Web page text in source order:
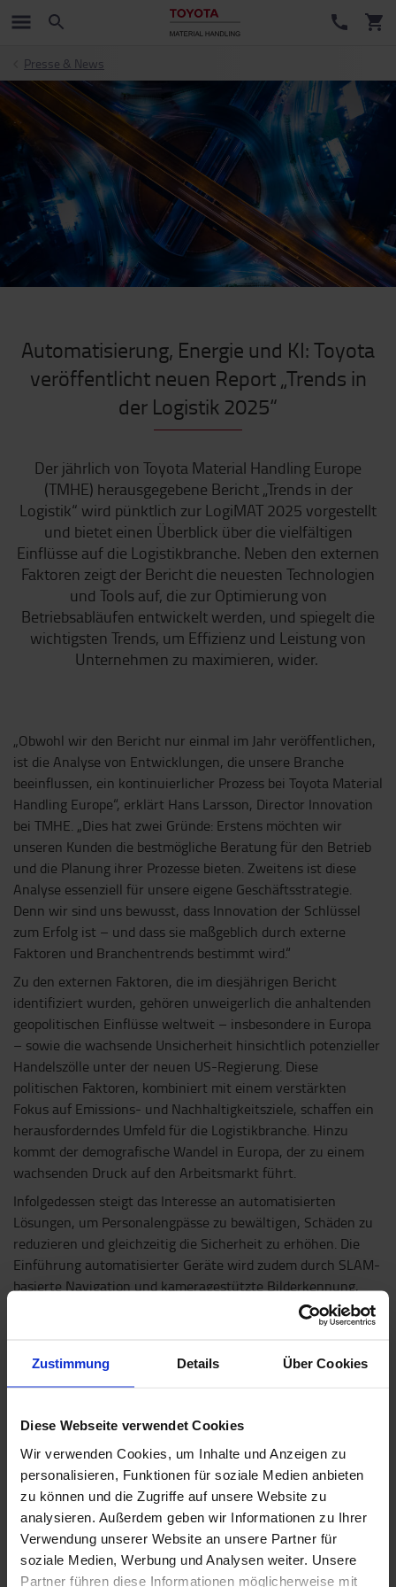
Zustimmung Details Über Cookies
Diese Webseite verwendet Cookies
Wir verwenden Cookies, um Inhalte und Anzeigen zu
personalisieren, Funktionen für soziale Medien anbieten
zu können und die Zugriffe auf unsere Website zu
analysieren. Außerdem geben wir Informationen zu Ihrer
Verwendung unserer Website an unsere Partner für
soziale Medien, Werbung und Analysen weiter. Unsere
Partner führen diese Informationen möglicherweise mit
Presse & News
Automatisierung, Energie und KI: Toyota
veröffentlicht neuen Report „Trends in
der Logistik 2025“
Der jährlich von Toyota Material Handling Europe
(TMHE) herausgegebene Bericht „Trends in der
Logistik“ wird pünktlich zur LogiMAT 2025 vorgestellt
und bietet einen Überblick über die vielfältigen
Einflüsse auf die Logistikbranche. Neben den externen
Faktoren zeigt der Bericht die neuesten Technologien
und Tools auf, die zur Optimierung von
Betriebsabläufen entwickelt werden, und spiegelt die
wichtigsten Trends, um Effizienz und Leistung von
Unternehmen zu maximieren, wider.
„Obwohl wir den Bericht nur einmal im Jahr veröffentlichen,
ist die Analyse von Entwicklungen, die unsere Branche
beeinflussen, ein kontinuierlicher Prozess bei Toyota Material
Handling Europe“, erklärt Hans Larsson, Director Innovation
bei TMHE. „Dies hat zwei Gründe: Erstens möchten wir
unseren Kunden die bestmögliche Beratung für den Betrieb
und die Planung ihrer Prozesse bieten. Zweitens ist diese
Analyse essenziell für unsere eigene Geschäftsstrategie.
Denn wir sind uns bewusst, dass Innovation der Schlüssel
zum Erfolg ist – und dass sie maßgeblich durch externe
Faktoren und Branchentrends bestimmt wird.“
Zu den externen Faktoren, die im diesjährigen Bericht
identifiziert wurden, gehören unweigerlich die anhaltenden
geopolitischen Einflüsse weltweit – insbesondere in Europa
– sowie die wachsende Unsicherheit hinsichtlich potenzieller
Handelszölle unter der neuen US-Regierung. Diese
politischen Faktoren, kombiniert mit einem verstärkten
Fokus auf Emissions- und Nachhaltigkeitsziele, schaffen ein
herausforderndes Umfeld für die Logistikbranche. Hinzu
kommt der demografische Wandel in Europa, der zu einem
wachsenden Druck auf den Arbeitsmarkt führt.
Infolgedessen steigt das Interesse an automatisierten
Lösungen, um Personalengpässe zu bewältigen, Schäden zu
reduzieren und gleichzeitig die Sicherheit zu erhöhen. Die
Einführung automatisierter Geräte wird zudem durch SLAM-
basierte Navigation und kameragestützte Bilderkennung,
unterstützt durch künstliche Intelligenz (KI), erleichtert. Die
rasanten Fortschritte im Bereich der KI bieten erhebliche
Qualitätskontrolle, Auftragsverifizierung und Prognosen.
diesjährigen Bericht „Trends in der Logistik 2025“
Fokus liegt weiterhin auf derElektrifizierungsowie auf
alternativen kohlenstoffarmen Kraftstoffen und Wasserstoff.
Gleichzeitig wird betont, dass eine verbesserte Planung und
eine effizientere Nutzung von Fahrzeugen – sowohl im
Straßenverkehr als auch in internen Abläufen –
entscheidend zur Reduzierung von Emissionen beitragen.